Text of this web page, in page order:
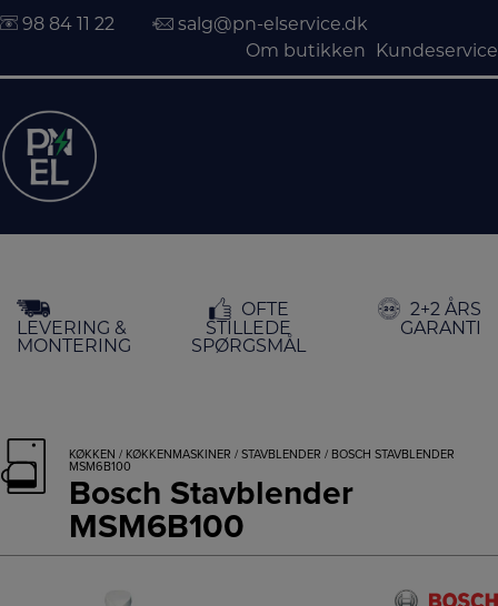
indholdet
98 84 11 22
salg@pn-elservice.dk
Om butikken
Kundeservice
LEVERING &
MONTERING
OFTE
STILLEDE
SPØRGSMÅL
2+2 ÅRS
GARANTI
KØKKEN / KØKKENMASKINER / STAVBLENDER / BOSCH STAVBLENDER
MSM6B100
Bosch Stavblender
MSM6B100